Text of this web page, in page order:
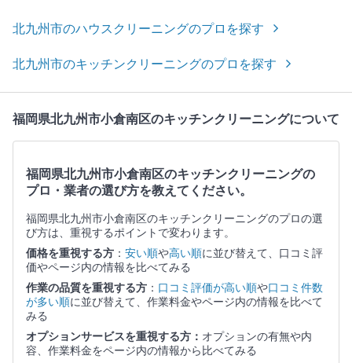
北九州市のハウスクリーニングのプロを探す
北九州市のキッチンクリーニングのプロを探す
福岡県北九州市小倉南区のキッチンクリーニングについて
福岡県北九州市小倉南区のキッチンクリーニングの
プロ・業者の選び方を教えてください。
福岡県北九州市小倉南区のキッチンクリーニングのプロの選
び方は、重視するポイントで変わります。
価格を重視する方 ： 安い順や高い順に並び替えて、口コミ評
価やページ内の情報を比べてみる
作業の品質を重視する方 ： 口コミ評価が高い順や口コミ件数
が多い順に並び替えて、作業料金やページ内の情報を比べて
みる
オプションサービスを重視する方： オプションの有無や内
容、作業料金をページ内の情報から比べてみる